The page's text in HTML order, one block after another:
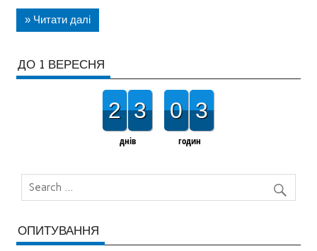
» Читати далі
ДО 1 ВЕРЕСНЯ
2 3
днів
0 3
годин
ОПИТУВАННЯ